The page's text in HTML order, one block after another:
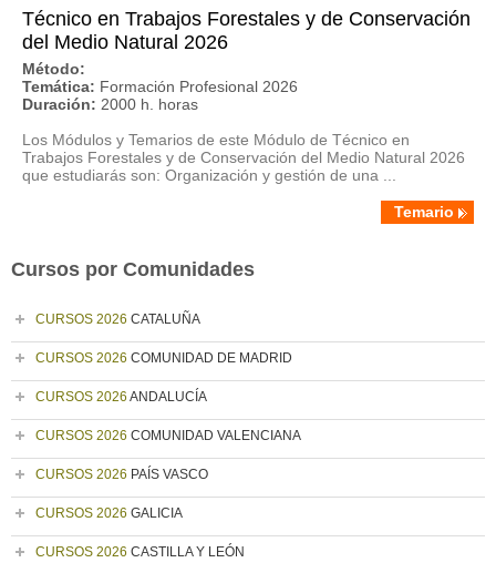
Técnico en Trabajos Forestales y de Conservación
del Medio Natural 2026
Método:
Temática: Formación Profesional 2026
Duración: 2000 h. horas
Los Módulos y Temarios de este Módulo de Técnico en
Trabajos Forestales y de Conservación del Medio Natural 2026
que estudiarás son: Organización y gestión de una ...
Temario
Cursos por Comunidades
CURSOS 2026 CATALUÑA
CURSOS 2026 COMUNIDAD DE MADRID
CURSOS 2026 ANDALUCÍA
CURSOS 2026 COMUNIDAD VALENCIANA
CURSOS 2026 PAÍS VASCO
CURSOS 2026 GALICIA
CURSOS 2026 CASTILLA Y LEÓN